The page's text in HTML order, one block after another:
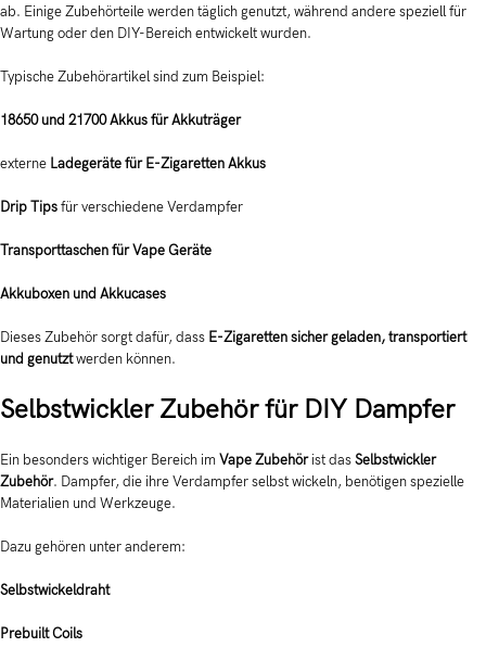
ab. Einige Zubehörteile werden täglich genutzt, während andere speziell für
Wartung oder den DIY-Bereich entwickelt wurden.
Typische Zubehörartikel sind zum Beispiel:
18650 und 21700 Akkus für Akkuträger
externe Ladegeräte für E-Zigaretten Akkus
Drip Tipsfür verschiedene Verdampfer
Transporttaschen für Vape Geräte
Akkuboxen und Akkucases
Dieses Zubehör sorgt dafür, dass E-Zigaretten sicher geladen, transportiert
und genutztwerden können.
Selbstwickler Zubehör für DIY Dampfer
Ein besonders wichtiger Bereich imVape Zubehörist dasSelbstwickler
Zubehör. Dampfer, die ihre Verdampfer selbst wickeln, benötigen spezielle
Materialien und Werkzeuge.
Dazu gehören unter anderem:
Selbstwickeldraht
Prebuilt Coils